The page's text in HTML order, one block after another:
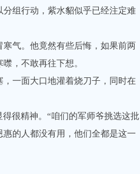
组行动，紫水貂似乎已经注定难
气。他竟然有些后悔，如果前两
，不敢再往下想。
一面大口地灌着烧刀子，同时在
很精神。“咱们的军师爷挑选这批
的人都没有用，他们全都是这一